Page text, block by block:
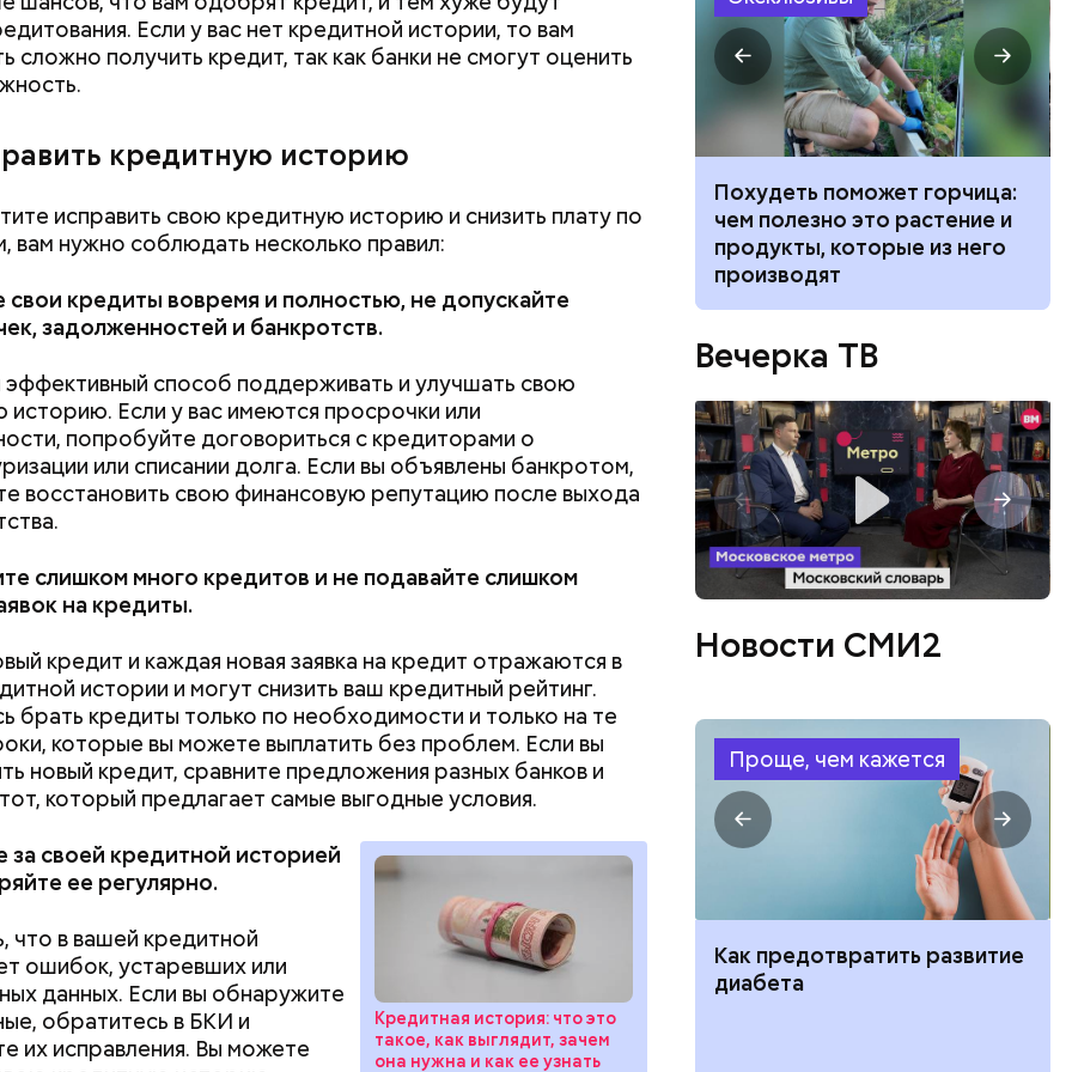
Если у вас нет кредитной истории, то вам
сложно получить кредит, так как банки не смогут оценить
кредитную историю
исправить свою кредитную историю и снизить плату по
вам нужно соблюдать несколько правил:
свои кредиты вовремя и полностью, не допускайте
задолженностей и банкротств.
способ поддерживать и улучшать свою
историю. Если у вас имеются просрочки или
попробуйте договориться с кредиторами о
или списании долга. Если вы объявлены банкротом,
восстановить свою финансовую репутацию после выхода
слишком много кредитов и не подавайте слишком
на кредиты.
кредит и каждая новая заявка на кредит отражаются в
истории и могут снизить ваш кредитный рейтинг.
брать кредиты только по необходимости и только на те
которые вы можете выплатить без проблем. Если вы
новый кредит, сравните предложения разных банков и
который предлагает самые выгодные условия.
Кредитная история: что это
такое, как выглядит, зачем
она нужна и как ее узнать
за своей кредитной историей
ее регулярно.
что в вашей кредитной
ошибок, устаревших или
данных. Если вы обнаружите
обратитесь в БКИ и
их исправления. Вы можете
специалист отметил, что некоторые банки предлагают в
погашения ипотеки только уменьшение
платежа. На это важно обращать внимание перед
кредитного договора. Аналогичная история и с
капиталом, с помощью которого также можно полностью
далеко не везде его одобряют, пояснил ипотечный
консультант и экономист Наталья Колбасина в свою
что сначала нужно рассчитать, насколько выгодным
оптимизацию бюджета
украшу: тренды маникюра в
Москве летом 2026
зарезал: почему москвич
жестоко убил беременную
Похудеть поможет горчица:
чем полезно это растение и
продукты, которые из него
производят
Вечерка ТВ
Новости СМИ2
Проще, чем кажется
Как получить до 100 тысяч
рублей от государства при
трудной ситуации: кто может
претендовать и какие нужны
документы
Как узнать, снесут ли дом по
реновации в Москве: где
искать информацию и сроки
Как предотвратить развитие
диабета